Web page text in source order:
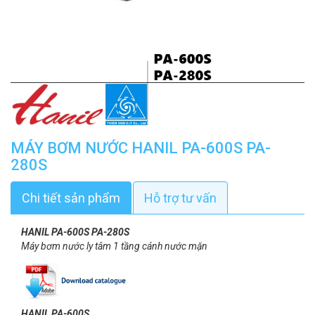
MÁY BƠM NƯỚC HANIL PA-600S PA-
280S
Chi tiết sản phẩm Hỗ trợ tư vấn
HANIL PA-600S PA-280S
Máy bơm nước ly tâm 1 tầng cánh nước mặn